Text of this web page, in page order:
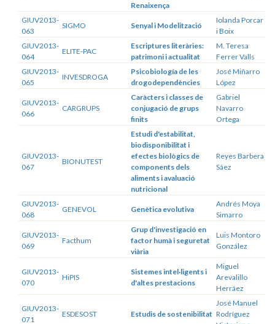
Renaixença
GIUV2013-
063
SIGMO Senyal i Modelització
Iolanda Porcar
i Boix
GIUV2013-
064
ELITE-PAC
Escriptures literàries:
patrimoni i actualitat
M. Teresa
Ferrer Valls
GIUV2013-
065
INVESDROGA
Psicobiología de les
drogodependències
José Miñarro
López
GIUV2013-
066
CARGRUPS
Caràcters i classes de
conjugació de grups
finits
Gabriel
Navarro
Ortega
GIUV2013-
067
BIONUTEST
Estudi d'estabilitat,
biodisponibilitat i
efectes biològics de
components dels
aliments i avaluació
nutricional
Reyes Barbera
Sáez
GIUV2013-
068
GENEVOL Genètica evolutiva
Andrés Moya
Simarro
GIUV2013-
069
Facthum
Grup d'investigació en
factor humà i seguretat
viària
Luis Montoro
González
GIUV2013-
070
HiPIS
Sistemes intel·ligents i
d'altes prestacions
Miguel
Arevalillo
Herráez
GIUV2013-
071
ESDESOST Estudis de sostenibilitat
José Manuel
Rodríguez